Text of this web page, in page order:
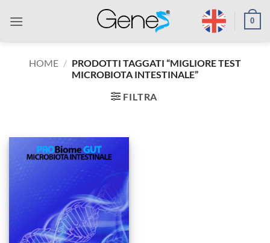
0
HOME / PRODOTTI TAGGATI “MIGLIORE TEST
MICROBIOTA INTESTINALE”
FILTRA